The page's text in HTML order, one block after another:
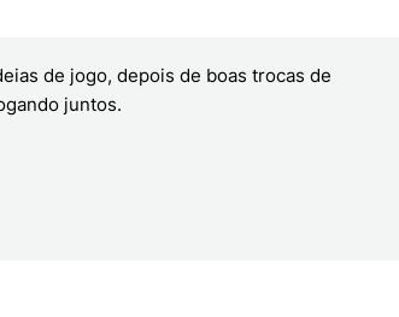
de jogo, depois de boas trocas de
juntos.